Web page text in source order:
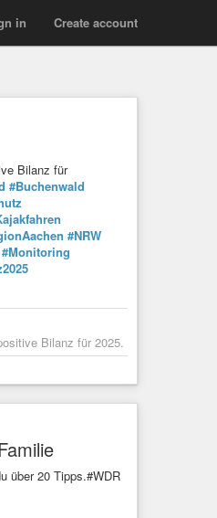
Create account
in
Bilanz für
#Buchenwald
#NRW
#Monitoring
Bilanz für 2025.
über 20 Tipps.#WDR